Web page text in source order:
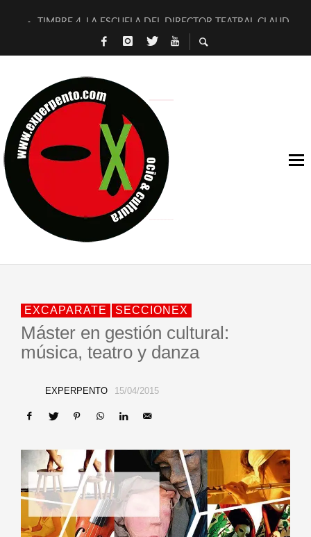
TIMBRE 4, LA ESCUELA DEL DIRECTOR TEATRAL CLAUDIO
30 AÑOS (NO ES NADA) DE LA KATARSIS DEL TOMATAZO
D’BALDOMEROS REINVENTAN [BITÁCORA 3.0] EN EXVITA
MARSHALL FLASH PRESENTA EN EXVITA [RELATIVA
JOFRE BARDAGÍ EN EXVITA INTERPRETANDO A SERRAT
YORCH PRESENTA [CURSO DE ARMONÍA PERSECUTORIA]
MAGALÍ SARE NOS EXPLICA [DESCASADA]
«NO TENGO PUTOS SUEÑOS»
EXCAPARATE SECCIONEX
Máster en gestión cultural:
música, teatro y danza
EXPERPENTO 15/04/2015